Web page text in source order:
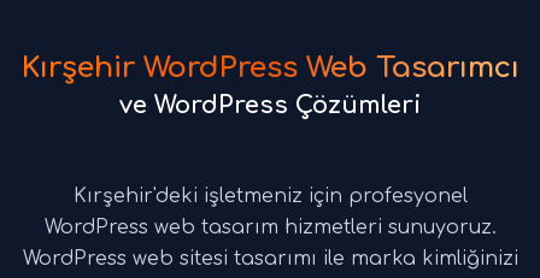
Kırşehir WordPress Web Tasarımcı
ve WordPress Çözümleri
Kırşehir'deki işletmeniz için profesyonel
WordPress web tasarım hizmetleri sunuyoruz.
WordPress web sitesi tasarımı ile marka kimliğinizi